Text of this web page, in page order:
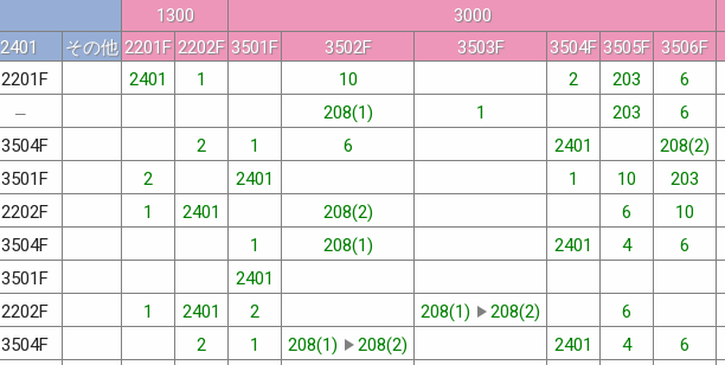
1300
3000
2401 その他 2201F 2202F 3501F 3502F 3503F 3504F 3505F 3506F
2201F 2401 1 10 2 203
6
─ 208(1) 1 203
6
3504F 2 1 6 2401
208(2)
3501F 2 2401 1 10
203
2202F 1 2401 208(2) 6
10
3504F 1 208(1) 2401 4
6
3501F
2401
2202F 1 2401 2 208(1) 208(2)
6
3504F 2 1 208(1) 208(2) 2401 4
6